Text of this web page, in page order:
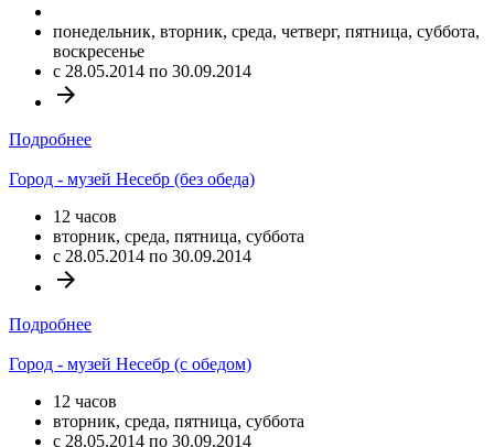
понедельник, вторник, среда, четверг, пятница, суббота,
воскресенье
c 28.05.2014 по 30.09.2014
arrow_forward
Подробнее
Город - музей Несебр (без обеда)
12 часов
вторник, среда, пятница, суббота
c 28.05.2014 по 30.09.2014
arrow_forward
Подробнее
Город - музей Несебр (с обедом)
12 часов
вторник, среда, пятница, суббота
c 28.05.2014 по 30.09.2014